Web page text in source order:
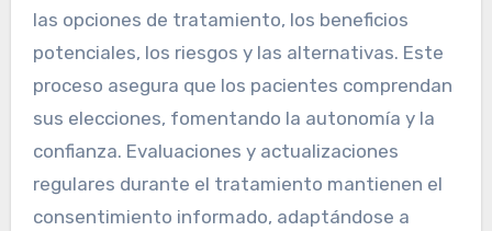
las opciones de tratamiento, los beneficios
potenciales, los riesgos y las alternativas. Este
proceso asegura que los pacientes comprendan
sus elecciones, fomentando la autonomía y la
confianza. Evaluaciones y actualizaciones
regulares durante el tratamiento mantienen el
consentimiento informado, adaptándose a